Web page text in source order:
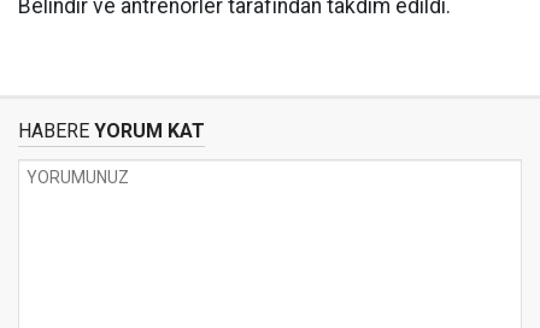
Belindir ve antrenörler tarafından takdim edildi.
HABERE YORUM KAT